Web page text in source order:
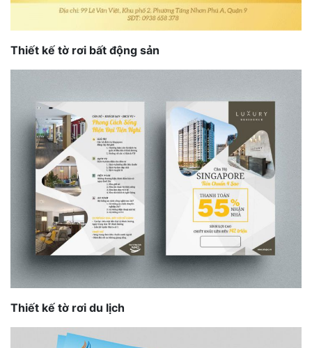
Thiết kế tờ rơi bất động sản
Thiết kế tờ rơi du lịch